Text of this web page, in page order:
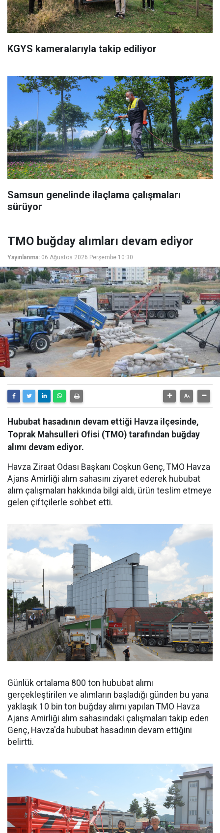
KGYS kameralarıyla takip ediliyor
Samsun genelinde ilaçlama çalışmaları
sürüyor
TMO buğday alımları devam ediyor
Yayınlanma: 06 Ağustos 2026 Perşembe 10:30
Hububat hasadının devam ettiği Havza ilçesinde,
Toprak Mahsulleri Ofisi (TMO) tarafından buğday
alımı devam ediyor.
Havza Ziraat Odası Başkanı Coşkun Genç, TMO Havza
Ajans Amirliği alım sahasını ziyaret ederek hububat
alım çalışmaları hakkında bilgi aldı, ürün teslim etmeye
gelen çiftçilerle sohbet etti.
Günlük ortalama 800 ton hububat alımı
gerçekleştirilen ve alımların başladığı günden bu yana
yaklaşık 10 bin ton buğday alımı yapılan TMO Havza
Ajans Amirliği alım sahasındaki çalışmaları takip eden
Genç, Havza'da hububat hasadının devam ettiğini
belirtti.